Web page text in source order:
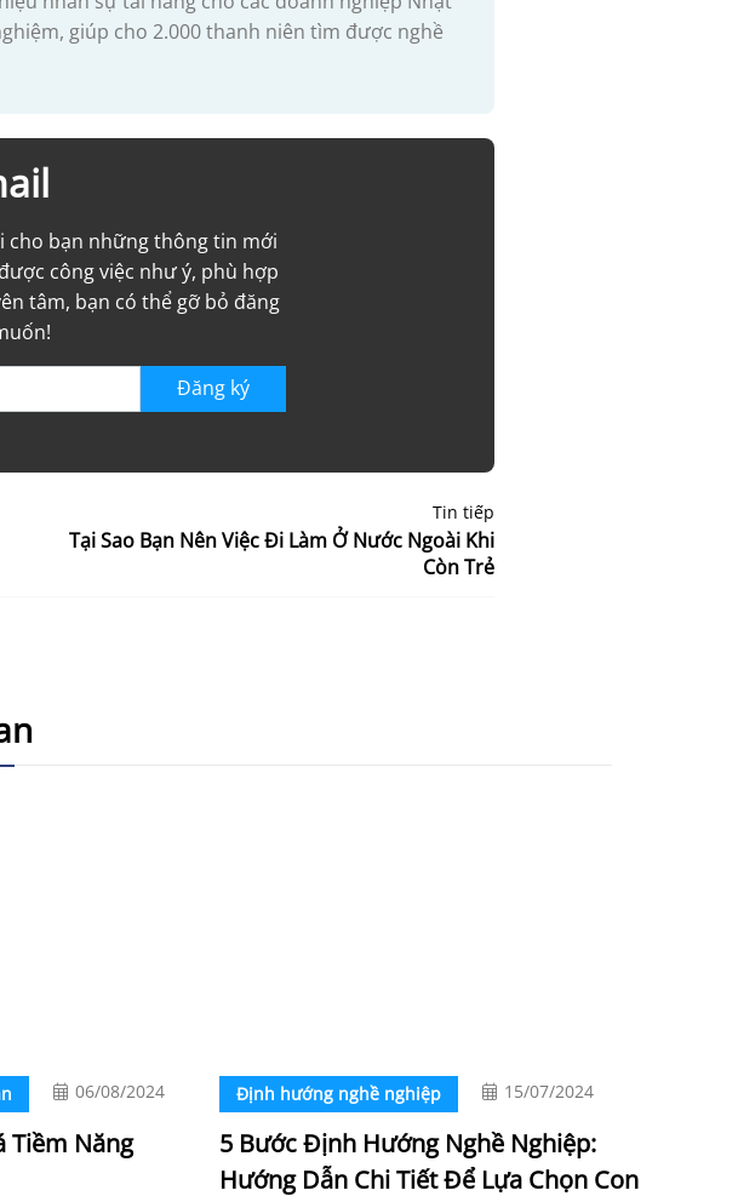
giúp cho 2.000 thanh niên tìm được nghề
cho bạn những thông tin mới
công việc như ý, phù hợp
tâm, bạn có thể gỡ bỏ đăng
Đăng ký
Tin tiếp
Tại Sao Bạn Nên Việc Đi Làm Ở Nước Ngoài Khi
Còn Trẻ
06/08/2024
Tiềm Năng
Định hướng nghề nghiệp 15/07/2024
5 Bước Định Hướng Nghề Nghiệp:
Hướng Dẫn Chi Tiết Để Lựa Chọn Con